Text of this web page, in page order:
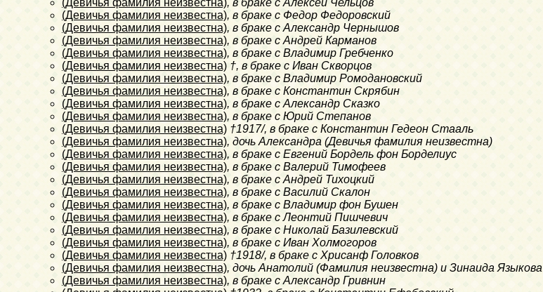
(Девичья фамилия неизвестна), в браке с Федор Федоровский
(Девичья фамилия неизвестна), в браке с Александр Чернышов
(Девичья фамилия неизвестна), в браке с Андрей Карманов
(Девичья фамилия неизвестна), в браке с Владимир Гребченко
(Девичья фамилия неизвестна) †, в браке с Иван Скворцов
(Девичья фамилия неизвестна), в браке с Владимир Ромодановский
(Девичья фамилия неизвестна), в браке с Константин Скрябин
(Девичья фамилия неизвестна), в браке с Александр Сказко
(Девичья фамилия неизвестна), в браке с Юрий Степанов
(Девичья фамилия неизвестна) †1917/, в браке с Константин Гедеон Стааль
(Девичья фамилия неизвестна), дочь Александра (Девичья фамилия неизвестна)
(Девичья фамилия неизвестна), в браке с Евгений Бордель фон Борделиус
(Девичья фамилия неизвестна), в браке с Валерий Тимофеев
(Девичья фамилия неизвестна), в браке с Андрей Тихоцкий
(Девичья фамилия неизвестна), в браке с Василий Скалон
(Девичья фамилия неизвестна), в браке с Владимир фон Бушен
(Девичья фамилия неизвестна), в браке с Леонтий Пишчевич
(Девичья фамилия неизвестна), в браке с Николай Базилевский
(Девичья фамилия неизвестна), в браке с Иван Холмогоров
(Девичья фамилия неизвестна) †1918/, в браке с Хрисанф Головков
(Девичья фамилия неизвестна), дочь Анатолий (Фамилия неизвестна) и Зинаида Языкова
(Девичья фамилия неизвестна), в браке с Александр Гривнин